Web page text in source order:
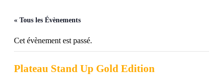
« Tous les Évènements
Cet évènement est passé.
Plateau Stand Up Gold Edition